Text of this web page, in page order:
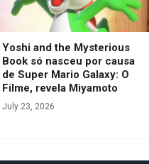
Yoshi and the Mysterious
Book só nasceu por causa
de Super Mario Galaxy: O
Filme, revela Miyamoto
July 23, 2026